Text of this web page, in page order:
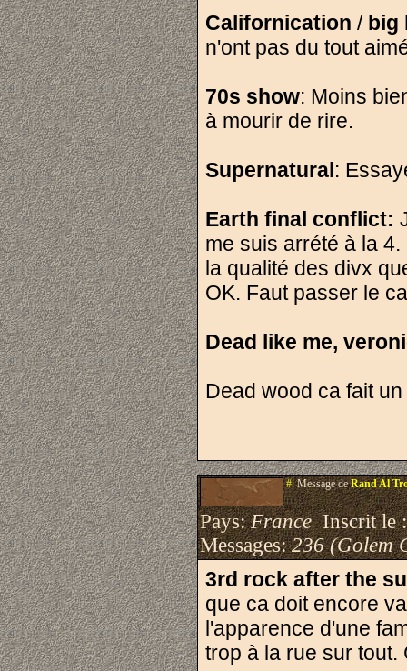
Californication / big
n'ont pas du tout
70s show: Moins
à mourir de rire.
Supernatural:
Earth final conflict:
me suis arrété à la
la qualité des divx
OK. Faut passer le
Dead like me,
Dead wood ca fait
#.Message deRand Al
Pays:FranceInscrit le
Messages:236 (Golem
3rd rock after the
que ca doit encore
l'apparence d'une
trop à la rue sur tout.